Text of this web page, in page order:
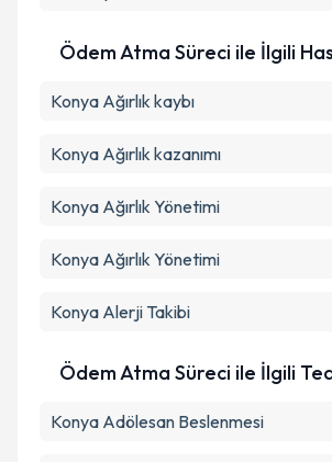
Ödem Atma Süreci ile İlgili
Konya Ağırlık kaybı
Konya Ağırlık kazanımı
Konya Ağırlık Yönetimi
Konya Ağırlık Yönetimi
Konya Alerji Takibi
Ödem Atma Süreci ile İlgili
Konya Adölesan Beslenmesi